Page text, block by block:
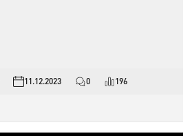
11.12.2023 0 196